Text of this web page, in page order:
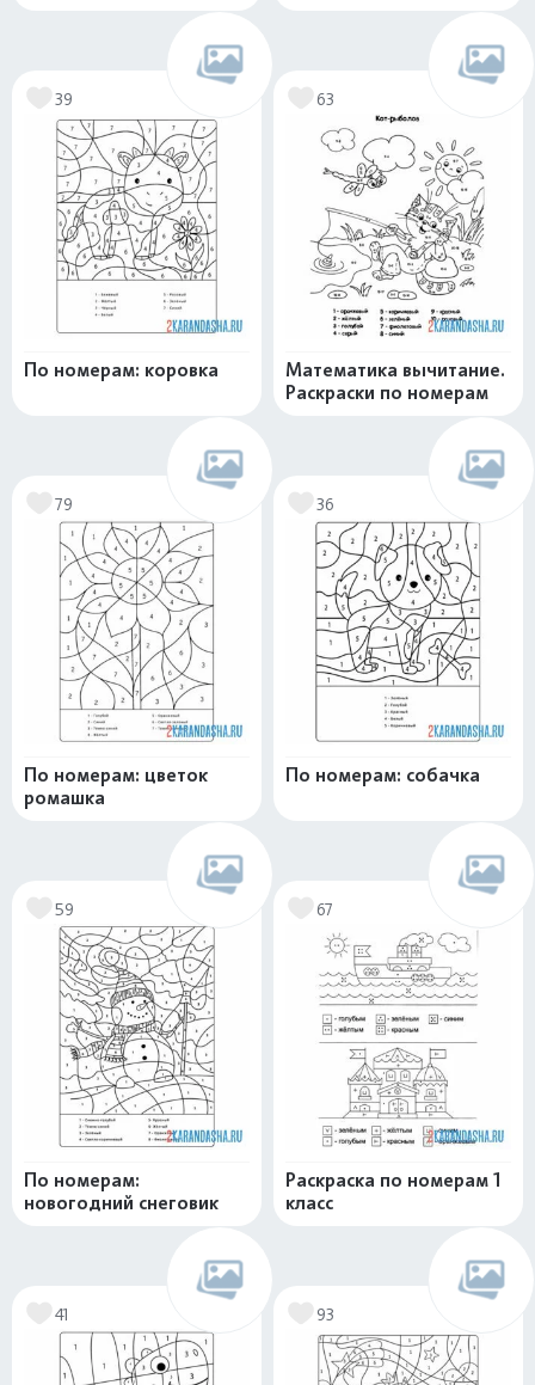
39
По номерам: коровка
63
Математика вычитание.
Раскраски по номерам
79
По номерам: цветок
ромашка
36
По номерам: собачка
59
По номерам:
новогодний снеговик
67
Раскраска по номерам 1
класс
41 93